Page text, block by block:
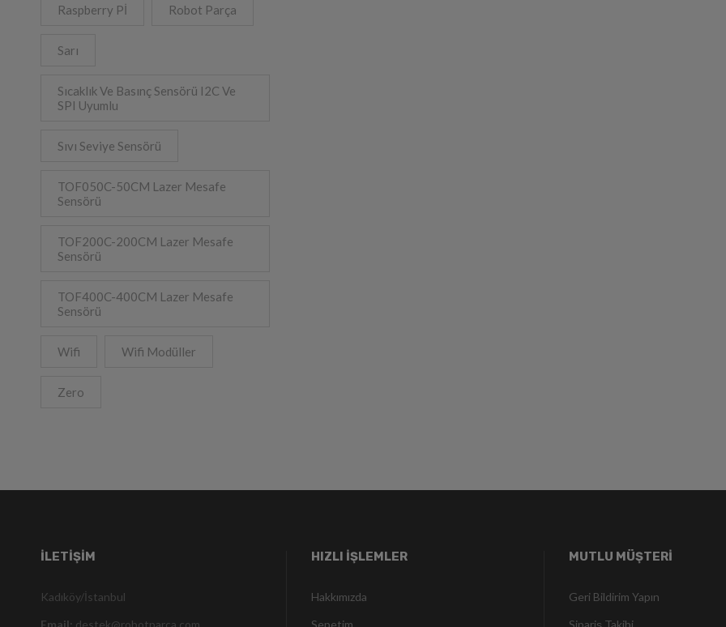
Raspberry Pİ Robot Parça
Sarı
Sıcaklık Ve Basınç Sensörü I2C Ve
SPI Uyumlu
Sıvı Seviye Sensörü
TOF050C-50CM Lazer Mesafe
Sensörü
TOF200C-200CM Lazer Mesafe
Sensörü
TOF400C-400CM Lazer Mesafe
Sensörü
Wifi Wifi Modüller
Zero
İLETIŞIM
Kadıköy/İstanbul
Email: destek@robotparca.com
HIZLI İŞLEMLER
Hakkımızda
Sepetim
MUTLU MÜŞTERİ
Geri Bildirim Yapın
Sipariş Takibi